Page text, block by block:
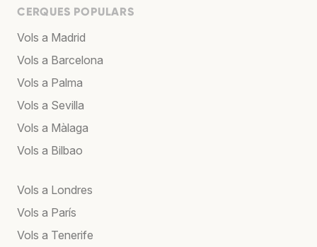
CERQUES POPULARS
Vols a Madrid
Vols a Barcelona
Vols a Palma
Vols a Sevilla
Vols a Màlaga
Vols a Bilbao
Vols a Londres
Vols a París
Vols a Tenerife